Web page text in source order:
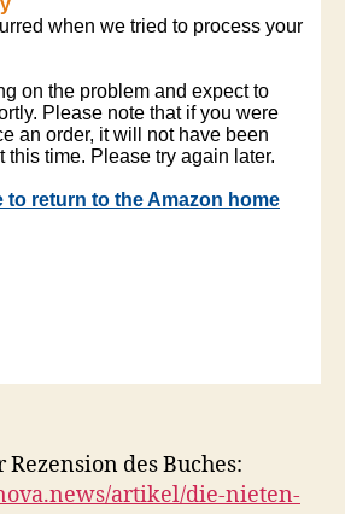
des Buches:
artikel/die-nieten-